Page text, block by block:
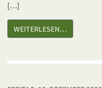
[…]
WEITERLESEN…